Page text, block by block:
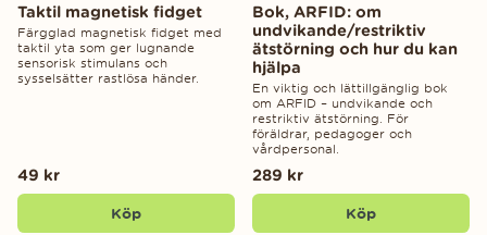
Taktil magnetisk fidget
Färgglad magnetisk fidget med
taktil yta som ger lugnande
sensorisk stimulans och
sysselsätter rastlösa händer.
49 kr
Köp
Bok, ARFID: om
undvikande/restriktiv
ätstörning och hur du kan
hjälpa
En viktig och lättillgänglig bok
om ARFID – undvikande och
restriktiv ätstörning. För
föräldrar, pedagoger och
vårdpersonal.
289 kr
Köp